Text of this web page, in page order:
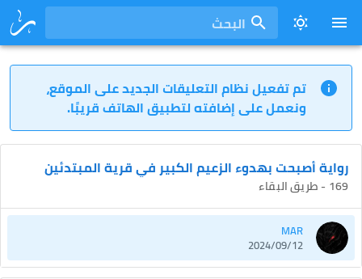
البحث
تم تفعيل نظام التعليقات الجديد على الموقع،
ونعمل على إضافته لتطبيق الهاتف قريبًا.
رواية أصبحت بهدوء الزعيم الكبير في قرية المبتدئين
169 - طريق البقاء
MAR
2024/09/12